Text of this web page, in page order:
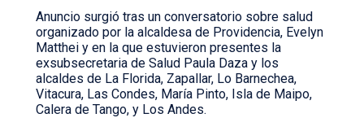
Anuncio surgió tras un conversatorio sobre salud
organizado por la alcaldesa de Providencia, Evelyn
Matthei y en la que estuvieron presentes la
exsubsecretaria de Salud Paula Daza y los
alcaldes de La Florida, Zapallar, Lo Barnechea,
Vitacura, Las Condes, María Pinto, Isla de Maipo,
Calera de Tango, y Los Andes.